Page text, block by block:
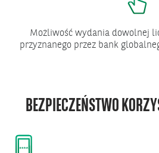
Możliwość wydania dowolnej
przyznanego przez bank
BEZPIECZEŃSTWO